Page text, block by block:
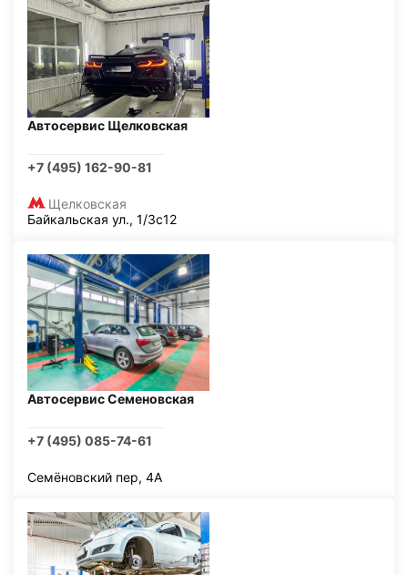
Автосервис Щелковская
+7 (495) 162-90-81
Щелковская
Байкальская ул., 1/3с12
Автосервис Семеновская
+7 (495) 085-74-61
Семёновский пер, 4А